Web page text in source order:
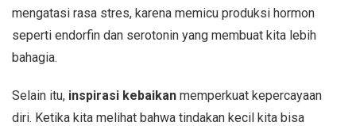
mengatasi rasa stres, karena memicu produksi hormon
seperti endorfin dan serotonin yang membuat kita lebih
bahagia.
Selain itu, inspirasi kebaikan memperkuat kepercayaan
diri. Ketika kita melihat bahwa tindakan kecil kita bisa